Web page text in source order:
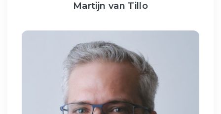
Martijn van Tillo